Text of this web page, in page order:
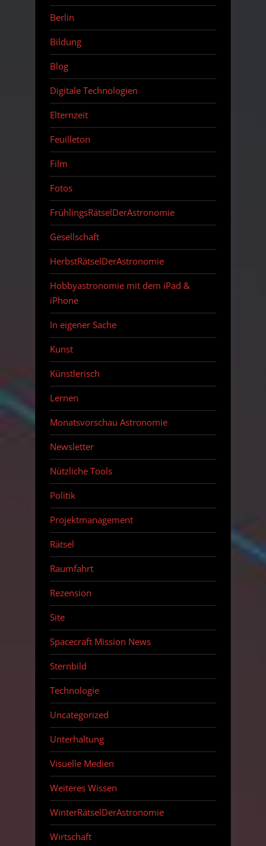
Berlin
Bildung
Blog
Digitale Technologien
Elternzeit
Feuilleton
Film
Fotos
FrühlingsRätselDerAstronomie
Gesellschaft
HerbstRätselDerAstronomie
Hobbyastronomie mit dem iPad &
iPhone
In eigener Sache
Kunst
Künstlerisch
Lernen
Monatsvorschau Astronomie
Newsletter
Nützliche Tools
Politik
Projektmanagement
Rätsel
Raumfahrt
Rezension
Site
Spacecraft Mission News
Sternbild
Technologie
Uncategorized
Unterhaltung
Visuelle Medien
Weiteres Wissen
WinterRätselDerAstronomie
Wirtschaft